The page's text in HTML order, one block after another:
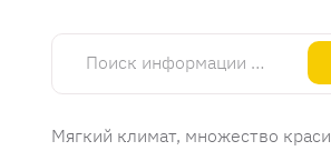
Поиск информации об Испании
Мягкий климат, множество